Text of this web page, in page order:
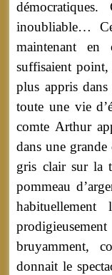
inoubliable…
maintenant en
suffisaient
plus appris
toute une vie
comte Arthur
dans une
gris clair sur la
pommeau
bruyamment,
donnait le